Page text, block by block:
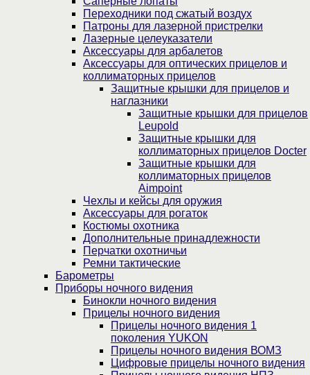
Переходники под сжатый воздух
Патроны для лазерной пристрелки
Лазерные целеуказатели
Аксессуары для арбалетов
Аксессуары для оптических прицелов и
коллиматорных прицелов
Защитные крышки для прицелов и
наглазники
Защитные крышки для прицелов
Leupold
Защитные крышки для
коллиматорных прицелов Docter
Защитные крышки для
коллиматорных прицелов
Aimpoint
Чехлы и кейсы для оружия
Аксессуары для рогаток
Костюмы охотника
Дополнительные принадлежности
Перчатки охотничьи
Ремни тактические
Барометры
Приборы ночного видения
Бинокли ночного видения
Прицелы ночного видения
Прицелы ночного видения 1
поколения YUKON
Прицелы ночного видения ВОМЗ
Цифровые прицелы ночного видения